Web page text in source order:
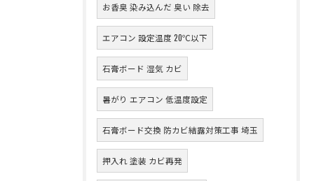
お香臭 染み込んだ 臭い 除去
エアコン 設定温度 20℃以下
石膏ボード 湿気 カビ
暑がり エアコン 低温度設定
石膏ボード交換 防カビ結露対策工事 埼玉
押入れ 塗装 カビ再発